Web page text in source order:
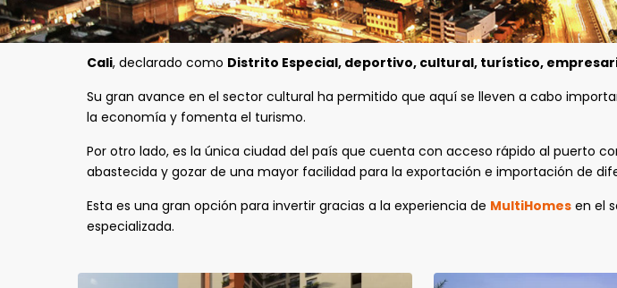
Cali, declarado como Distrito Especial, deportivo, cultural, turístico,
Su gran avance en el sector cultural ha permitido que aquí se lleven a cabo
la economía y fomenta el turismo.
Por otro lado, es la única ciudad del país que cuenta con acceso rápido al puerto
abastecida y gozar de una mayor facilidad para la exportación e importación de
Esta es una gran opción para invertir gracias a la experiencia de MultiHomes en el
especializada.